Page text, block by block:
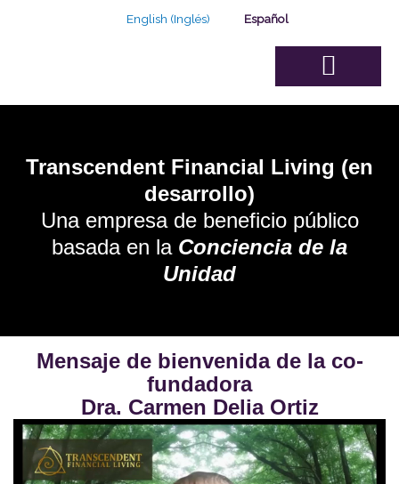
English (Inglés) Español
Transcendent Financial Living (en
desarrollo)
Una empresa de beneficio público
basada en la Conciencia de la
Unidad
Mensaje de bienvenida de la co-
fundadora
Dra. Carmen Delia Ortiz